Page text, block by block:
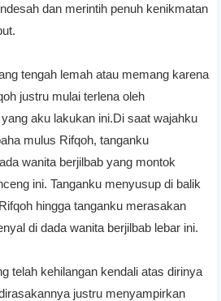
dan merintih penuh kenikmatan
tengah lemah atau memang karena
justru mulai terlena oleh
aku lakukan ini.Di saat wajahku
mulus Rifqoh, tanganku
wanita berjilbab yang montok
ini. Tanganku menyusup di balik
hingga tanganku merasakan
di dada wanita berjilbab lebar ini.
telah kehilangan kendali atas dirinya
justru menyampirkan